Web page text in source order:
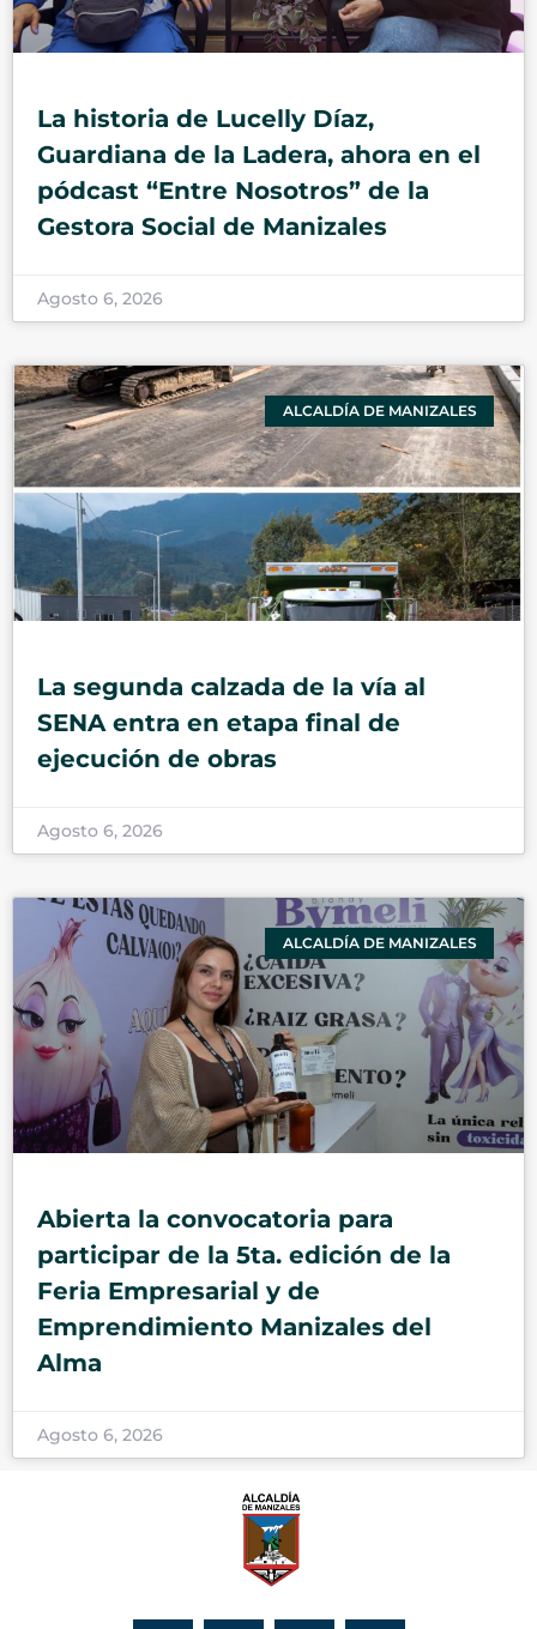
La historia de Lucelly Díaz,
Guardiana de la Ladera, ahora en el
pódcast “Entre Nosotros” de la
Gestora Social de Manizales
Agosto 6, 2026
ALCALDÍA DE MANIZALES
La segunda calzada de la vía al
SENA entra en etapa final de
ejecución de obras
Agosto 6, 2026
ALCALDÍA DE MANIZALES
Abierta la convocatoria para
participar de la 5ta. edición de la
Feria Empresarial y de
Emprendimiento Manizales del
Alma
Agosto 6, 2026